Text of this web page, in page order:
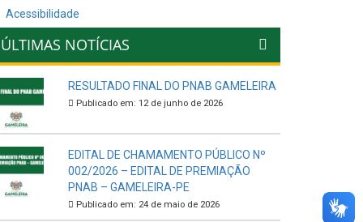
Acessibilidade
ÚLTIMAS NOTÍCIAS
RESULTADO FINAL DO PNAB GAMELEIRA
Publicado em: 12 de junho de 2026
EDITAL DE CHAMAMENTO PÚBLICO Nº
002/2026 – EDITAL DE PREMIAÇÃO
PNAB – GAMELEIRA-PE
Publicado em: 24 de maio de 2026